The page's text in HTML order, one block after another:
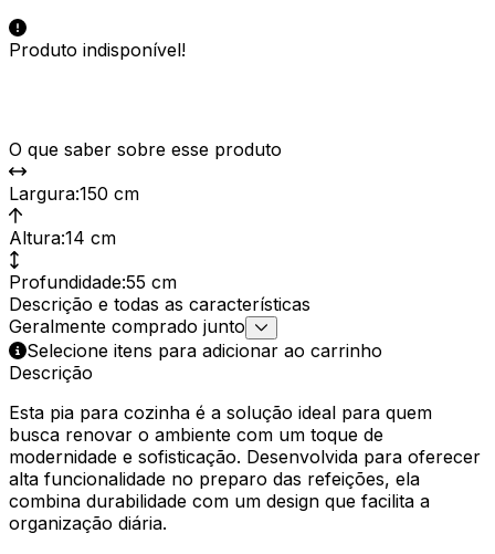
Produto indisponível!
O que saber sobre esse produto
Largura:150 cm
Altura:14 cm
Profundidade:55 cm
Descrição e todas as características
Geralmente comprado junto
Selecione itens para adicionar ao carrinho
Descrição
Esta pia para cozinha é a solução ideal para quem
busca renovar o ambiente com um toque de
modernidade e sofisticação. Desenvolvida para oferecer
alta funcionalidade no preparo das refeições, ela
combina durabilidade com um design que facilita a
organização diária.